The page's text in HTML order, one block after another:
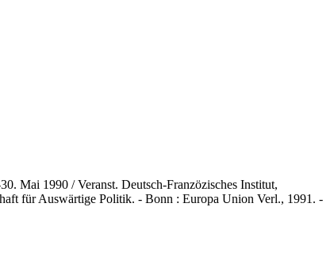
Mai 1990 / Veranst. Deutsch-Franzözisches Institut,
für Auswärtige Politik. - Bonn : Europa Union Verl., 1991. -